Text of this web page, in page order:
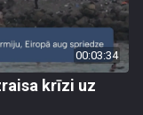
00:03:34
krīzi uz